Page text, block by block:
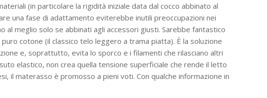
(in particolare la rigidità iniziale data dal cocco abbinato al
una fase di adattamento eviterebbe inutili preoccupazioni nei
meglio solo se abbinati agli accessori giusti. Sarebbe fantastico
cotone (il classico telo leggero a trama piatta). È la soluzione
e, soprattutto, evita lo sporco e i filamenti che rilasciano altri
elastico, non crea quella tensione superficiale che rende il letto
il materasso è promosso a pieni voti. Con qualche informazione in